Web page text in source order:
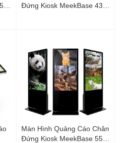
Đứng Kiosk MeekBase 43
Màn Hình Quảng Cáo Chân
Đứng Kiosk MeekBase 55